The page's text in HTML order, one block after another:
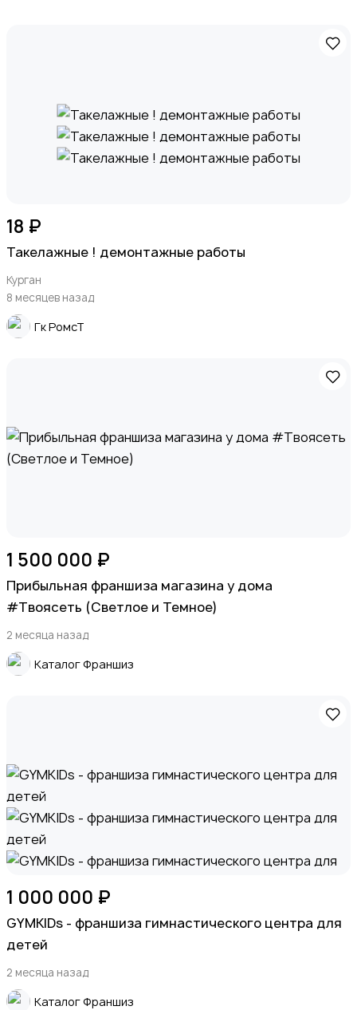
Медицина
Мода и стиль
Хобби и развлечения
Для Бизнеса1
Экспортные поставки и крупный опт (B2B)
18 ₽
Такелажные ! демонтажные работы
Курган
8 месяцев назад
Гк РомсТ
1 500 000 ₽
Прибыльная франшиза магазина у дома
#Твоясеть (Светлое и Темное)
2 месяца назад
Каталог Франшиз
1 000 000 ₽
GYMKIDs - франшиза гимнастического центра для
детей
2 месяца назад
Каталог Франшиз